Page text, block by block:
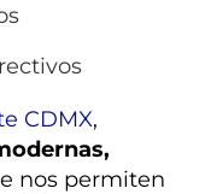
CDMX,
nos permiten